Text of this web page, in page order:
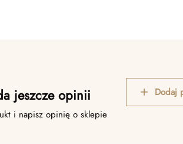
jeszcze opinii
i napisz opinię o sklepie
Dodaj